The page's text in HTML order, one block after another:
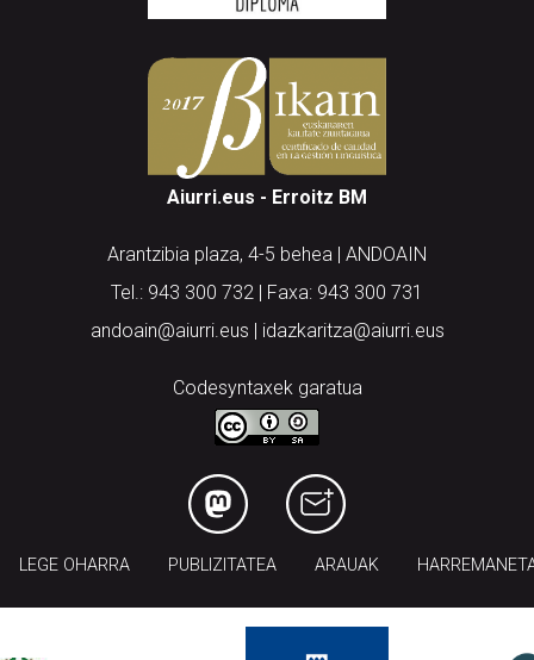
Aiurri.eus - Erroitz BM
Arantzibia plaza, 4-5 behea | ANDOAIN
Tel.: 943 300 732 | Faxa: 943 300 731
andoain@aiurri.eus | idazkaritza@aiurri.eus
Codesyntaxek garatua
LEGE OHARRA PUBLIZITATEA ARAUAK